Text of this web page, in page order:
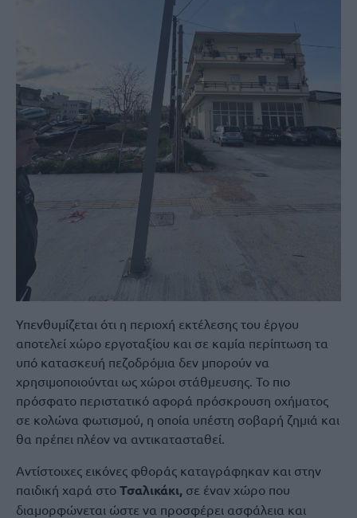
Υπενθυμίζεται ότι η περιοχή εκτέλεσης του έργου
αποτελεί χώρο εργοταξίου και σε καμία περίπτωση τα
υπό κατασκευή πεζοδρόμια δεν μπορούν να
χρησιμοποιούνται ως χώροι στάθμευσης. Το πιο
πρόσφατο περιστατικό αφορά πρόσκρουση οχήματος
σε κολώνα φωτισμού, η οποία υπέστη σοβαρή ζημιά και
θα πρέπει πλέον να αντικατασταθεί.
Αντίστοιχες εικόνες φθοράς καταγράφηκαν και στην
παιδική χαρά στο Τσαλικάκι, σε έναν χώρο που
διαμορφώνεται ώστε να προσφέρει ασφάλεια και